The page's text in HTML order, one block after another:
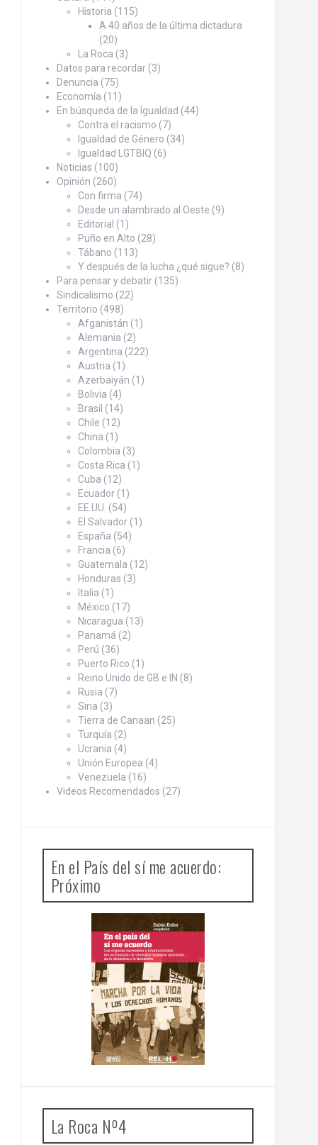
Historia (115)
A 40 años de la última dictadura
(20)
La Roca (3)
Datos para recordar(3)
Denuncia (75)
Economía (11)
En búsqueda de la Igualdad (44)
Contra el racismo (7)
Igualdad de Género (34)
Igualdad LGTBIQ (6)
Noticias (100)
Opinión (260)
Con firma (74)
Desde un alambrado al Oeste (9)
Editorial (1)
Puño en Alto (28)
Tábano (113)
Y después de la lucha ¿qué sigue? (8)
Para pensar y debatir(135)
Sindicalismo (22)
Territorio (498)
Afganistán (1)
Alemania (2)
Argentina (222)
Austria (1)
Azerbaiyán (1)
Bolivia (4)
Brasil (14)
Chile (12)
China (1)
Colombia (3)
Costa Rica (1)
Cuba (12)
Ecuador(1)
EE.UU. (54)
El Salvador(1)
España (54)
Francia (6)
Guatemala (12)
Honduras (3)
Italia (1)
México (17)
Nicaragua (13)
Panamá (2)
Perú (36)
Puerto Rico (1)
Reino Unido de GB e IN (8)
Rusia (7)
Siria (3)
Tierra de Canaan (25)
Turquía (2)
Ucrania (4)
Unión Europea (4)
Venezuela (16)
Videos Recomendados (27)
En el País del sí me acuerdo:
Próximo
La Roca Nº4